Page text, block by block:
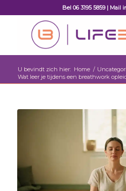
Bel 06 3195 5859 | Mail
U bevindt zich hier: Home /
Wat leer je tijdens een breathwork